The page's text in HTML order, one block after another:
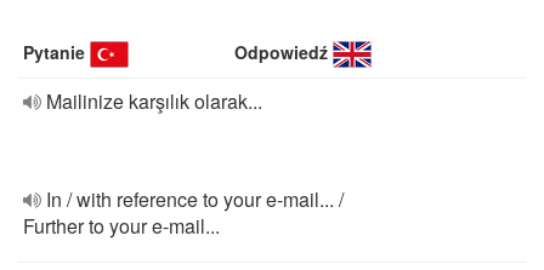
Pytanie Odpowiedź
Mailinize karşılık olarak...
In / with reference to your e-mail... /
Further to your e-mail...